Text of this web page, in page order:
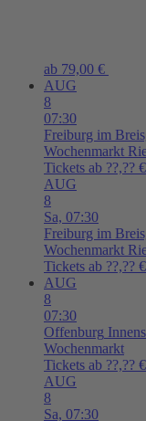
ab 79,00 €
AUG
8
07:30
Freiburg im
Wochenmarkt
Tickets ab ??,?? €
AUG
8
Sa, 07:30
Freiburg im
Wochenmarkt
Tickets ab ??,?? €
AUG
8
07:30
Offenburg
Wochenmarkt
Tickets ab ??,?? €
AUG
8
Sa, 07:30